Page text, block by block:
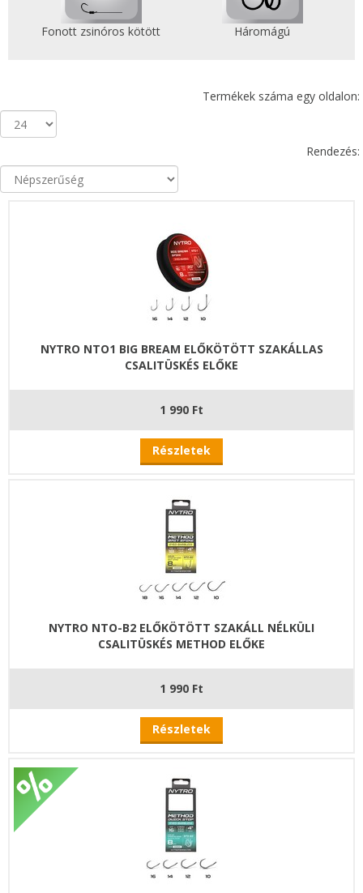
Fonott zsinóros kötött Háromágú
Termékek száma egy oldalon:
Rendezés:
NYTRO NTO1 BIG BREAM ELŐKÖTÖTT SZAKÁLLAS
CSALITÜSKÉS ELŐKE
1 990 Ft
Részletek
NYTRO NTO-B2 ELŐKÖTÖTT SZAKÁLL NÉLKÜLI
CSALITÜSKÉS METHOD ELŐKE
1 990 Ft
Részletek